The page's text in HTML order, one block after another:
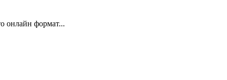
онлайн формат...